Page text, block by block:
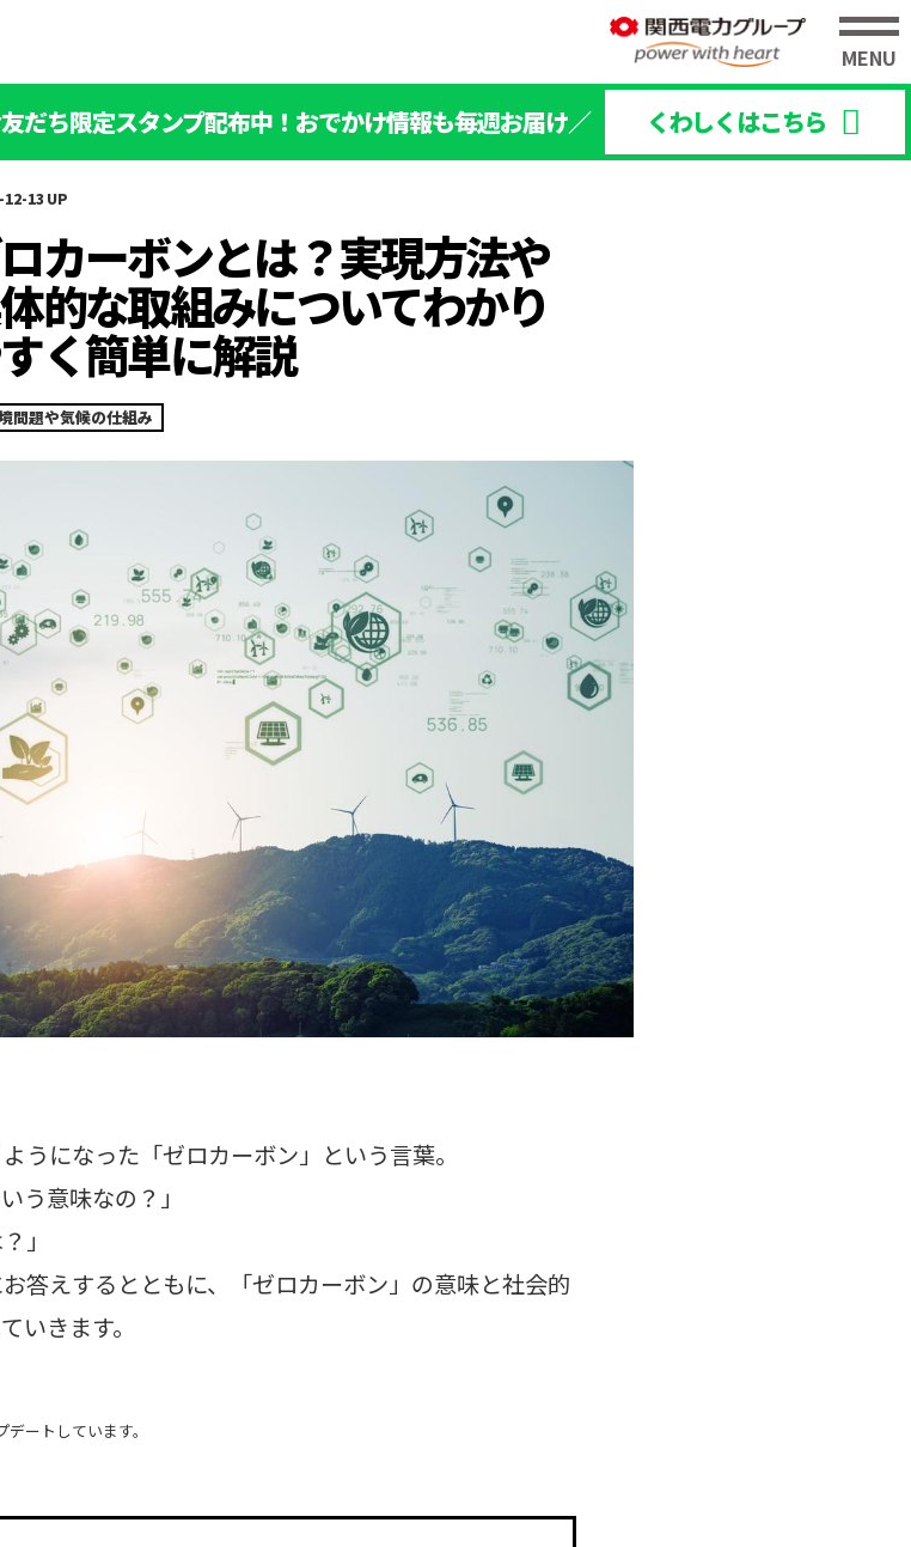
だち限定スタンプ配布中！おでかけ情報も毎週お届け／ くわしくはこちら
12-13
カーボンとは？実現方法や
的な取組みについてわかり
く簡単に解説
問題や気候の仕組み
うになった「ゼロカーボン」という言葉。
う意味なの？」
」
答えするとともに、「ゼロカーボン」の意味と社会的
いきます。
ートしています。